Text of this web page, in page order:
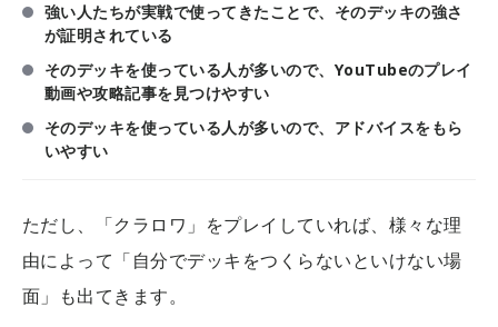
強い人たちが実戦で使ってきたことで、そのデッキの強さ
が証明されている
そのデッキを使っている人が多いので、YouTubeのプレイ
動画や攻略記事を見つけやすい
そのデッキを使っている人が多いので、アドバイスをもら
いやすい
ただし、「クラロワ」をプレイしていれば、様々な理
由によって「自分でデッキをつくらないといけない場
面」も出てきます。